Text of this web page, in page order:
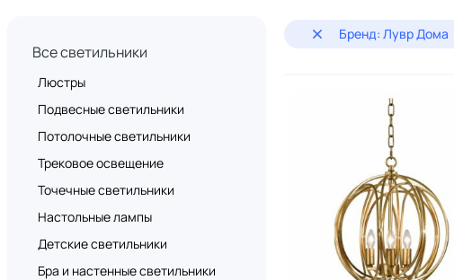
Все светильники
Люстры
Подвесные светильники
Потолочные светильники
Трековое освещение
Точечные светильники
Настольные лампы
Детские светильники
Бра и настенные светильники
Бренд: Лувр Дома